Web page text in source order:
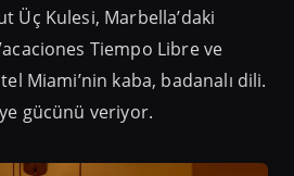
Üç Kulesi, Marbella’daki
Tiempo Libre ve
Miami’nin kaba, badanalı dili.
gücünü veriyor.